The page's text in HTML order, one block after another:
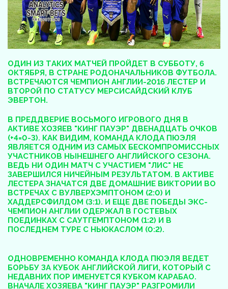
ОДИН ИЗ ТАКИХ МАТЧЕЙ ПРОЙДЕТ В СУББОТУ, 6
ОКТЯБРЯ, В СТРАНЕ РОДОНАЧАЛЬНИКОВ ФУТБОЛА.
ВСТРЕЧАЮТСЯ ЧЕМПИОН АНГЛИИ-2016 ЛЕСТЕР И
ВТОРОЙ ПО СТАТУСУ МЕРСИСАЙДСКИЙ КЛУБ
ЭВЕРТОН.
В ПРЕДДВЕРИЕ ВОСЬМОГО ИГРОВОГО ДНЯ В
АКТИВЕ ХОЗЯЕВ "КИНГ ПАУЭР" ДВЕНАДЦАТЬ ОЧКОВ
(+4=0-3). КАК ВИДИМ, КОМАНДА КЛОДА ПЮЭЛЯ
ЯВЛЯЕТСЯ ОДНИМ ИЗ САМЫХ БЕСКОМПРОМИССНЫХ
УЧАСТНИКОВ НЫНЕШНЕГО АНГЛИЙСКОГО СЕЗОНА.
ВЕДЬ НИ ОДИН МАТЧ С УЧАСТИЕМ "ЛИС" НЕ
ЗАВЕРШИЛСЯ НИЧЕЙНЫМ РЕЗУЛЬТАТОМ. В АКТИВЕ
ЛЕСТЕРА ЗНАЧАТСЯ ДВЕ ДОМАШНИЕ ВИКТОРИИ ВО
ВСТРЕЧАХ С ВУЛВЕРХЭМПТОНОМ (2:0) И
ХАДДЕРСФИЛДОМ (3:1). И ЕЩЕ ДВЕ ПОБЕДЫ ЭКС-
ЧЕМПИОН АНГЛИИ ОДЕРЖАЛ В ГОСТЕВЫХ
ПОЕДИНКАХ С САУТГЕМПТОНОМ (1:2) И В
ПОСЛЕДНЕМ ТУРЕ С НЬЮКАСЛОМ (0:2).
ОДНОВРЕМЕННО КОМАНДА КЛОДА ПЮЭЛЯ ВЕДЕТ
БОРЬБУ ЗА КУБОК АНГЛИЙСКОЙ ЛИГИ, КОТОРЫЙ С
НЕДАВНИХ ПОР ИМЕНУЕТСЯ КУБКОМ КАРАБАО.
ВНАЧАЛЕ ХОЗЯЕВА "КИНГ ПАУЭР" РАЗГРОМИЛИ